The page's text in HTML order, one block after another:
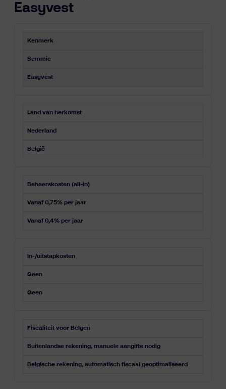
Easyvest
Kenmerk
Semmie
Easyvest
Land van herkomst
Nederland
België
Beheerskosten (all-in)
Vanaf 0,75% per jaar
Vanaf 0,4% per jaar
In-/uitstapkosten
Geen
Geen
Fiscaliteit voor Belgen
Buitenlandse rekening, manuele aangifte nodig
Belgische rekening, automatisch fiscaal geoptimaliseerd